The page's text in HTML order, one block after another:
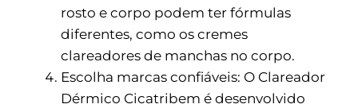
rosto e corpo podem ter fórmulas
diferentes, como os cremes
clareadores de manchas no corpo.
Escolha marcas confiáveis: O Clareador
Dérmico Cicatribem é desenvolvido